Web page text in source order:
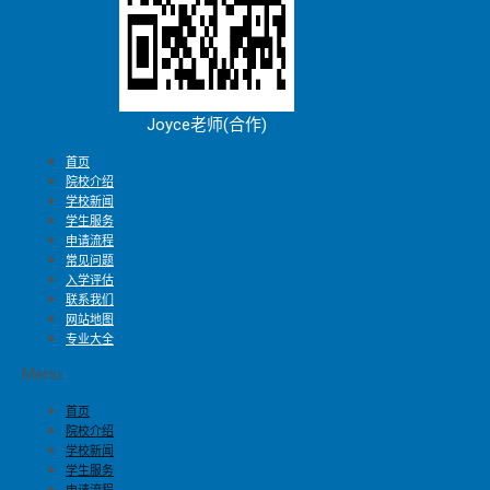
Joyce老师(合作)
首页
院校介绍
学校新闻
学生服务
申请流程
常见问题
入学评估
联系我们
网站地图
专业大全
Menu
首页
院校介绍
学校新闻
学生服务